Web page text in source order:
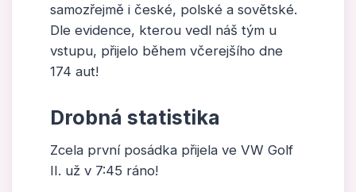
samozřejmě i české, polské a sovětské.
Dle evidence, kterou vedl náš tým u
vstupu, přijelo během včerejšího dne
174 aut!
Drobná statistika
Zcela první posádka přijela ve VW Golf
II. už v 7:45 ráno!